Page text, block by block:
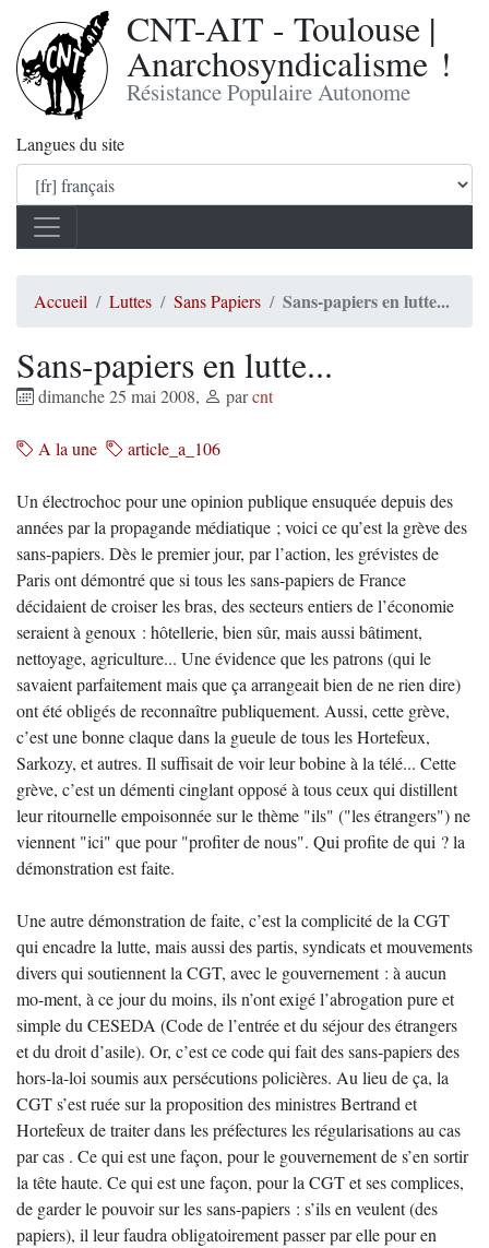
CNT-AIT - Toulouse |
Anarchosyndicalisme !
Résistance Populaire Autonome
Langues du site
Accueil Luttes Sans Papiers Sans-papiers en lutte...
Sans-papiers en lutte...
dimanche 25 mai 2008, parcnt
A la une article_a_106
Un électrochoc pour une opinion publique ensuquée depuis des
années par la propagande médiatique ; voici ce qu’est la grève des
sans-papiers. Dès le premier jour, par l’action, les grévistes de
Paris ont démontré que si tous les sans-papiers de France
décidaient de croiser les bras, des secteurs entiers de l’économie
seraient à genoux : hôtellerie, bien sûr, mais aussi bâtiment,
nettoyage, agriculture... Une évidence que les patrons (qui le
savaient parfaitement mais que ça arrangeait bien de ne rien dire)
ont été obligés de reconnaître publiquement. Aussi, cette grève,
c’est une bonne claque dans la gueule de tous les Hortefeux,
Sarkozy, et autres. Il suffisait de voir leur bobine à la télé... Cette
grève, c’est un démenti cinglant opposé à tous ceux qui distillent
leur ritournelle empoisonnée sur le thème "ils" ("les étrangers") ne
viennent "ici" que pour "profiter de nous". Qui profite de qui ? la
démonstration est faite.
Une autre démonstration de faite, c’est la complicité de la CGT
qui encadre la lutte, mais aussi des partis, syndicats et mouvements
divers qui soutiennent la CGT, avec le gouvernement : à aucun
mo-ment, à ce jour du moins, ils n’ont exigé l’abrogation pure et
simple du CESEDA (Code de l’entrée et du séjour des étrangers
et du droit d’asile). Or, c’est ce code qui fait des sans-papiers des
hors-la-loi soumis aux persécutions policières. Au lieu de ça, la
CGT s’est ruée sur la proposition des ministres Bertrand et
Hortefeux de traiter dans les préfectures les régularisations au cas
par cas . Ce qui est une façon, pour le gouvernement de s’en sortir
la tête haute. Ce qui est une façon, pour la CGT et ses complices,
de garder le pouvoir sur les sans-papiers : s’ils en veulent (des
papiers), il leur faudra obligatoirement passer par elle pour en